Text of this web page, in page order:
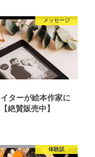
メッセージ
ターが絵本作家に
絶賛販売中】
体験談